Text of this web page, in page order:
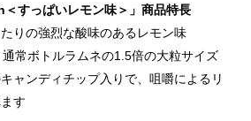
すっぱいレモン味＞」商品特長
りの強烈な酸味のあるレモン味
通常ボトルラムネの1.5倍の大粒サイズ
ャンディチップ入りで、咀嚼によるリ
す